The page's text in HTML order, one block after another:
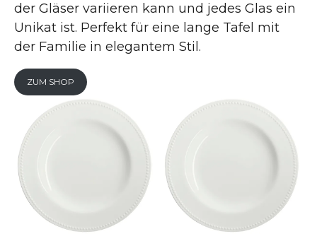
der Gläser variieren kann und jedes Glas ein
Unikat ist. Perfekt für eine lange Tafel mit
der Familie in elegantem Stil.
ZUM SHOP